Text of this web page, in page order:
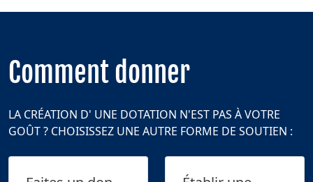
Comment donner
LA CRÉATION D' UNE DOTATION N'EST PAS À VOTRE
GOÛT ? CHOISISSEZ UNE AUTRE FORME DE SOUTIEN :